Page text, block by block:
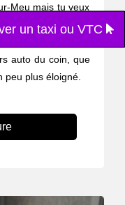
Meu mais tu veux
stress on est là.
t’a rassemblé les
auto du coin, que
peu plus éloigné.
un taxi ou VTC